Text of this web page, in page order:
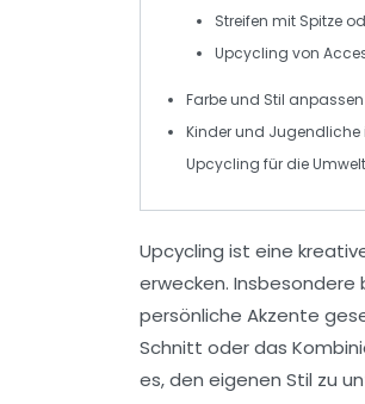
Streifen mit Spitze
Upcycling von
Farbe und Stil anpassen
Kinder und Jugendliche
Upcycling für die Umwelt
Upcycling ist eine
erwecken. Insbesondere
persönliche Akzente
Schnitt oder das
es, den eigenen Stil zu